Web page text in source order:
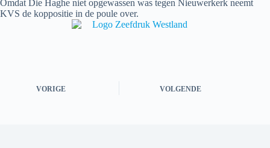
Omdat Die Haghe niet opgewassen was tegen Nieuwerkerk neemt
KVS de koppositie in de poule over.
VORIGE VOLGENDE